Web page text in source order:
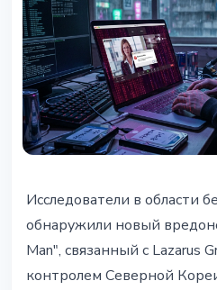
Вирус "Mach-O
хакеры КНДР
через
Исследователи в области
обнаружили новый
Man", связанный с Lazarus
контролем Северной